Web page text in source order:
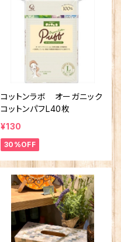
コットンラボ オーガニック
コットンパフL40枚
¥130
30%OFF